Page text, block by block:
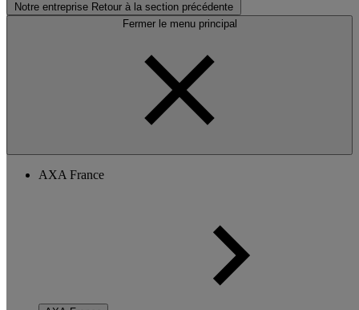
Notre entreprise Retour à la section précédente
Fermer le menu principal
AXA France